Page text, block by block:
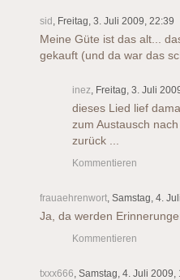
sid , Freitag, 3. Juli 2009, 22:39
Meine Güte ist das alt...
gekauft (und da war das
inez, Freitag, 3. Juli
dieses Lied lief
zum Austausch
zurück ...
Kommentieren
frauaehrenwort, Samstag, 4.
Ja, da werden
Kommentieren
txxx666, Samstag, 4. Juli 2009,